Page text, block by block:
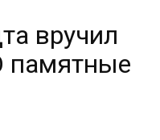
вручил
памятные